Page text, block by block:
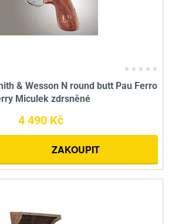
& Wesson N round butt Pau Ferro
Miculek zdrsněné
4 490 Kč
ZAKOUPIT